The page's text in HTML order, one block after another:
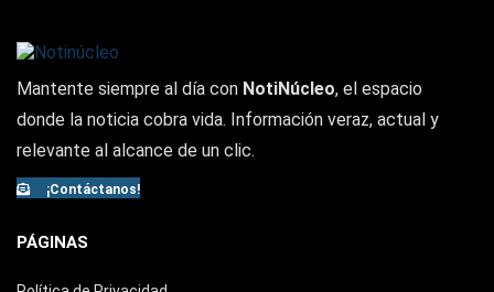
Mantente siempre al día con NotiNúcleo, el espacio
donde la noticia cobra vida. Información veraz, actual y
relevante al alcance de un clic.
¡Contáctanos!
PÁGINAS